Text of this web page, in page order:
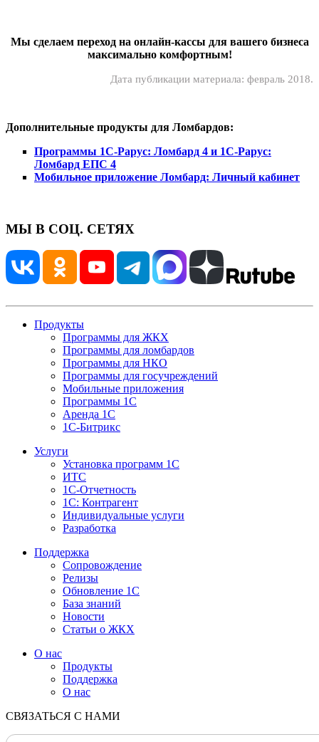
Мы сделаем переход на онлайн-кассы для вашего бизнеса
максимально комфортным!
Дата публикации материала: февраль 2018.
Дополнительные продукты для Ломбардов:
Программы 1С-Рарус: Ломбард 4 и 1С-Рарус:
Ломбард ЕПС 4
Мобильное приложение Ломбард: Личный кабинет
МЫ В СОЦ. СЕТЯХ
Продукты
Программы для ЖКХ
Программы для ломбардов
Программы для НКО
Программы для госучреждений
Мобильные приложения
Программы 1С
Аренда 1С
1С-Битрикс
Услуги
Установка программ 1С
ИТС
1С-Отчетность
1С: Контрагент
Индивидуальные услуги
Разработка
Поддержка
Сопровождение
Релизы
Обновление 1С
База знаний
Новости
Статьи о ЖКХ
О нас
Продукты
Поддержка
О нас
СВЯЗАТЬСЯ С НАМИ